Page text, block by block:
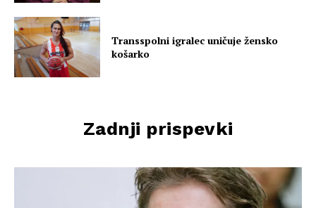
Transspolni igralec uničuje žensko
košarko
Zadnji prispevki